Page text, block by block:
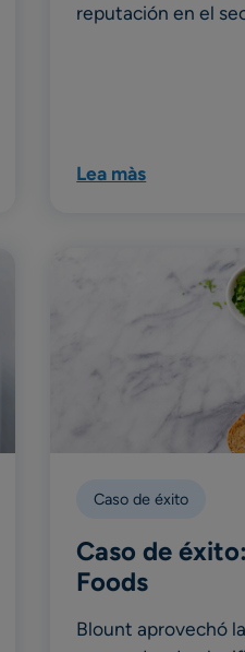
reputación en el
Lea màs
Caso de éxito
Caso de
Foods
Blount aprovechó